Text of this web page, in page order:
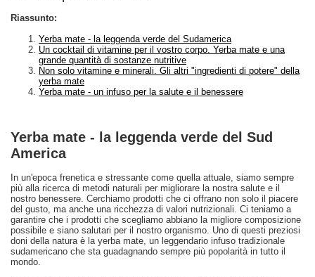
Riassunto:
Yerba mate - la leggenda verde del Sudamerica
Un cocktail di vitamine per il vostro corpo. Yerba mate e una
grande quantità di sostanze nutritive
Non solo vitamine e minerali. Gli altri "ingredienti di potere" della
yerba mate
Yerba mate - un infuso per la salute e il benessere
Yerba mate - la leggenda verde del Sud
America
In un'epoca frenetica e stressante come quella attuale, siamo sempre
più alla ricerca di metodi naturali per migliorare la nostra salute e il
nostro benessere. Cerchiamo prodotti che ci offrano non solo il piacere
del gusto, ma anche una ricchezza di valori nutrizionali. Ci teniamo a
garantire che i prodotti che scegliamo abbiano la migliore composizione
possibile e siano salutari per il nostro organismo. Uno di questi preziosi
doni della natura è la yerba mate, un leggendario infuso tradizionale
sudamericano che sta guadagnando sempre più popolarità in tutto il
mondo.